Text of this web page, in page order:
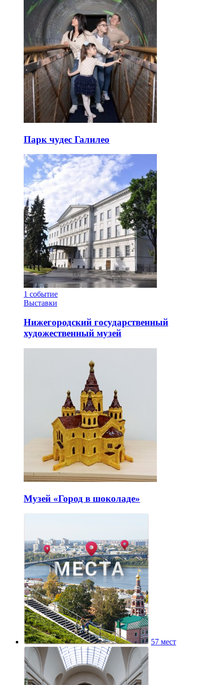
Парк чудес Галилео
1 событие
Выставки
Нижегородский государственный
художественный музей
Музей «Город в шоколаде»
57 мест